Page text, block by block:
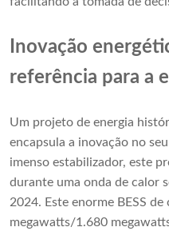
Inovação
referência para a
Um projeto de energia
encapsula a inovação no
imenso estabilizador, este
durante uma onda de calor
2024. Este enorme BESS
megawatts/1.680